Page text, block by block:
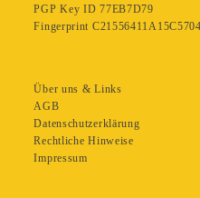
PGP Key ID 77EB7D79
Fingerprint
Über uns & Links
AGB
Datenschutzerklärung
Rechtliche Hinweise
Impressum